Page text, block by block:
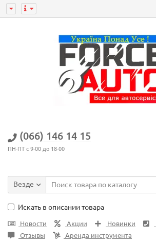
(066) 146 14 15
ПН-ПТ с 9-00 до 18-00
Везде
Искать в описании товара
Новости Акции Новинки
Отзывы
Аренда инструмента